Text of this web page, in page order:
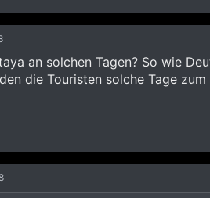
an solchen Tagen? So wie
die Touristen solche Tage